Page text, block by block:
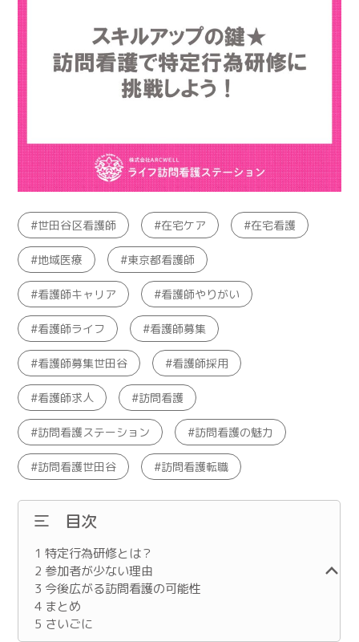
世田谷区看護師 在宅ケア 在宅看護
地域医療 東京都看護師
看護師キャリア 看護師やりがい
看護師ライフ 看護師募集
看護師募集世田谷 看護師採用
看護師求人 訪問看護
訪問看護ステーション 訪問看護の魅力
訪問看護世田谷 訪問看護転職
目次
1 特定行為研修とは？
2 参加者が少ない理由
3 今後広がる訪問看護の可能性
4 まとめ
5 さいごに